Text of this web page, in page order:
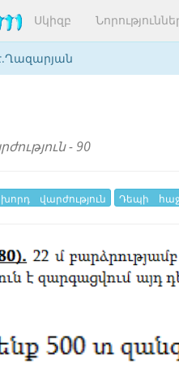
Սկիզբ
- 90
վարժություն Դեպի